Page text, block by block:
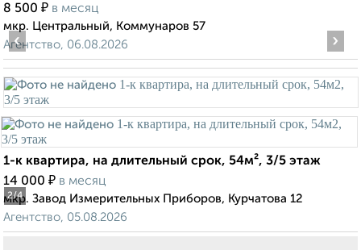
8 500 ₽ в месяц
мкр. Центральный, Коммунаров 57
Агентство, 06.08.2026
2/4
‹ ›
1-к квартира, на длительный срок, 54м², 3/5 этаж
14 000 ₽ в месяц
мкр. Завод Измерительных Приборов, Курчатова 12
Агентство, 05.08.2026